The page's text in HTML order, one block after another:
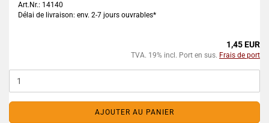
Art.Nr.: 14140
Délai de livraison: env. 2-7 jours ouvrables*
1,45 EUR
TVA. 19% incl. Port en sus. Frais de port
AJOUTER AU PANIER